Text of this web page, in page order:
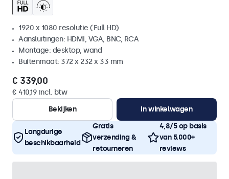
1920 x 1080 resolutie (Full HD)
Aansluitingen: HDMI, VGA, BNC, RCA
Montage: desktop, wand
Buitenmaat: 372 x 232 x 33 mm
€ 339,00
€ 410,19 incl. btw
Bekijken
In winkelwagen
Langdurige
beschikbaarheid
Gratis
verzending &
retourneren
4,8/5 op basis
van 5.000+
reviews